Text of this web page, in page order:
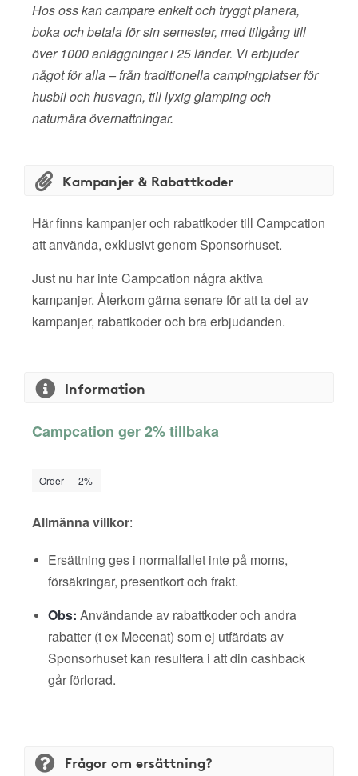
Hos oss kan campare enkelt och tryggt planera,
boka och betala för sin semester, med tillgång till
över 1000 anläggningar i 25 länder. Vi erbjuder
något för alla – från traditionella campingplatser för
husbil och husvagn, till lyxig glamping och
naturnära övernattningar.
Kampanjer & Rabattkoder
Här finns kampanjer och rabattkoder till Campcation
att använda, exklusivt genom Sponsorhuset.
Just nu har inte Campcation några aktiva
kampanjer. Återkom gärna senare för att ta del av
kampanjer, rabattkoder och bra erbjudanden.
Information
Campcation ger 2% tillbaka
Order 2%
Allmänna villkor:
Ersättning ges i normalfallet inte på moms,
försäkringar, presentkort och frakt.
Obs: Användande av rabattkoder och andra
rabatter (t ex Mecenat) som ej utfärdats av
Sponsorhuset kan resultera i att din cashback
går förlorad.
Frågor om ersättning?